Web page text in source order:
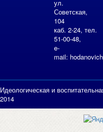
ул.
Советская,
104
каб. 2-24, тел.
51-00-48,
e-
mail:
Идеологическая и
2014